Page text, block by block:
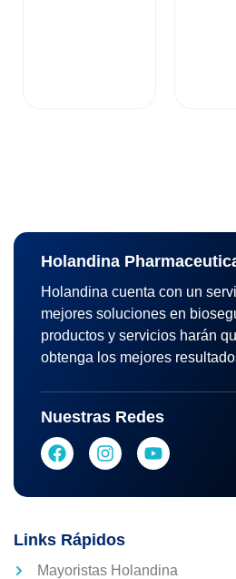
Holandina
Holandina cuenta con un
mejores soluciones en
productos y servicios harán
obtenga los mejores
Nuestras Redes
Links Rápidos
Mayoristas Holandina